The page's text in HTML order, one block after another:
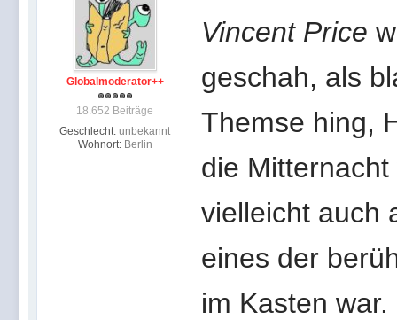
Globalmoderator++
18.652 Beiträge
Geschlecht: unbekannt
Wohnort: Berlin
Vincent Price
geschah, als
Themse hing,
die
vielleicht auch
eines der
im Kasten war.